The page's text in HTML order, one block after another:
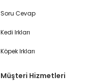
Soru Cevap
Kedi Irkları
Köpek Irkları
Müşteri Hizmetleri